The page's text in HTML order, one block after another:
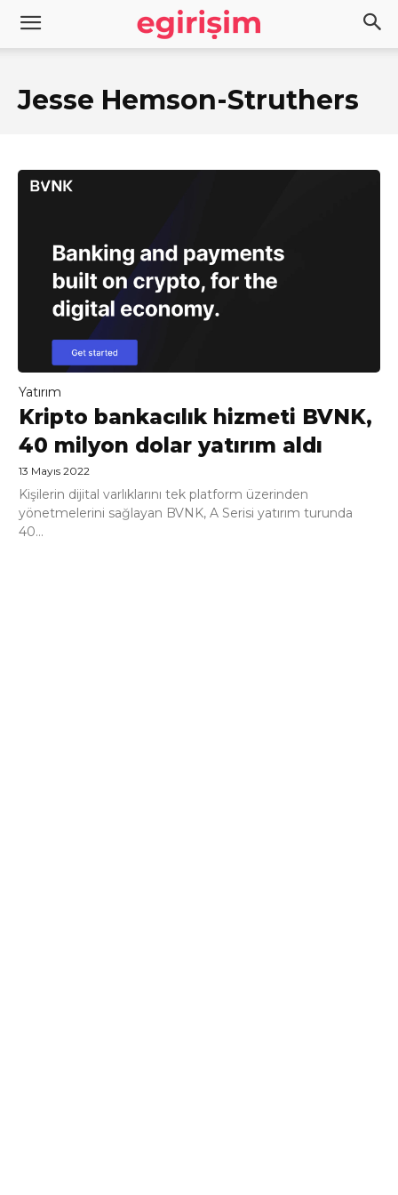
Jesse Hemson-Struthers
Yatırım
Kripto bankacılık hizmeti BVNK,
40 milyon dolar yatırım aldı
13 Mayıs 2022
Kişilerin dijital varlıklarını tek platform üzerinden
yönetmelerini sağlayan BVNK, A Serisi yatırım turunda
40...